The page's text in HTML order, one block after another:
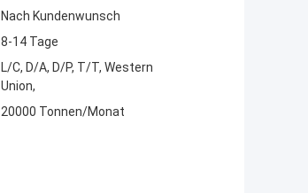
Nach Kundenwunsch
8-14 Tage
L/C, D/A, D/P, T/T, Western
Union,
20000 Tonnen/Monat